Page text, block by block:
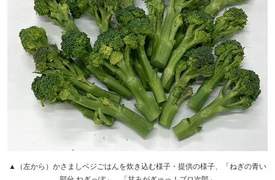
▲（左から）かさましベジごはんを炊き込む様子・提供の様子、「ねぎの青い